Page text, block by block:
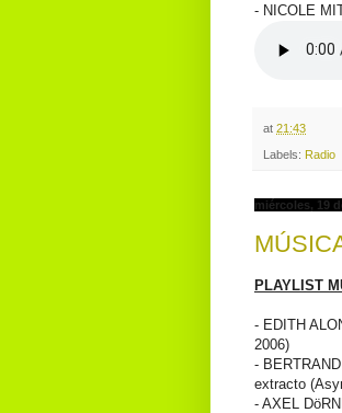
- NICOLE
at 21:43
Labels: Radio
miércoles, 19
PLAYLIST
- EDITH
2006)
-
extracto
- AXEL